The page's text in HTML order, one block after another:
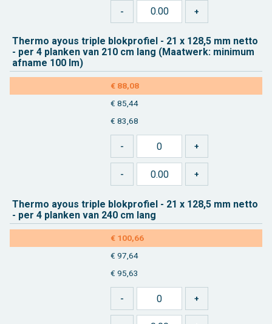
Ther­mo ayous tri­ple blok­pro­fiel - 21 x 128,5 mm netto
- per 4 plan­ken van 210 cm lang (Maat­werk: mi­ni­mum
af­na­me 100 lm)
€ 88,08
€ 85,44
€ 83,68
Ther­mo ayous tri­ple blok­pro­fiel - 21 x 128,5 mm netto
- per 4 plan­ken van 240 cm lang
€ 100,66
€ 97,64
€ 95,63